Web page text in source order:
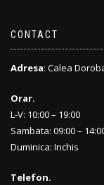
CONTACT
Adresa: Calea
Orar.
L-V: 10:00 – 19:00
Sambata: 09:00 –
Duminica: Inchis
Telefon.